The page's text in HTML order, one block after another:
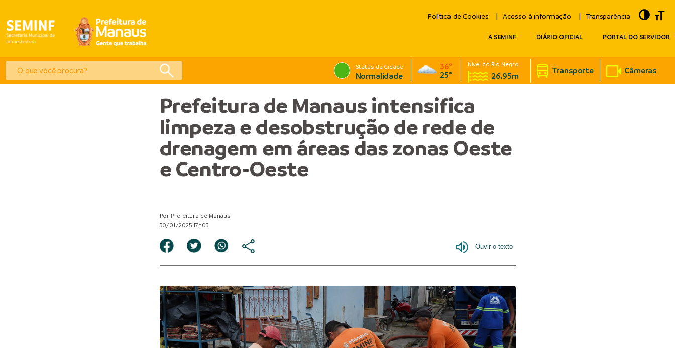
Política de Cookies Acesso à informação Transparência
A SEMINF DIÁRIO OFICIAL PORTAL DO SERVIDOR
Status da Cidade
Normalidade
36°
25°
Nível do Rio Negro
26.95m Transporte Câmeras
Prefeitura de Manaus intensifica
limpeza e desobstrução de rede de
drenagem em áreas das zonas Oeste
e Centro-Oeste
Por Prefeitura de Manaus
30/01/2025 17h03